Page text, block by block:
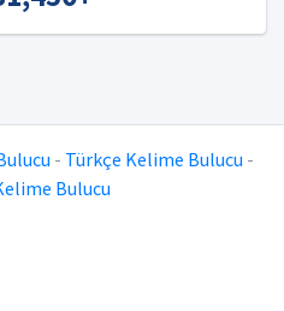
- Türkçe Kelime Bulucu -
Bulucu